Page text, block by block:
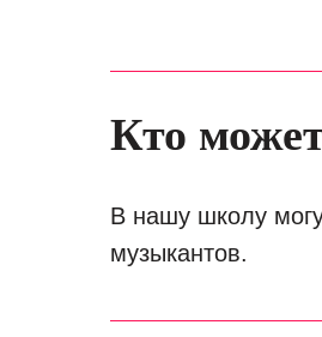
Кто
В нашу школу
музыкантов.